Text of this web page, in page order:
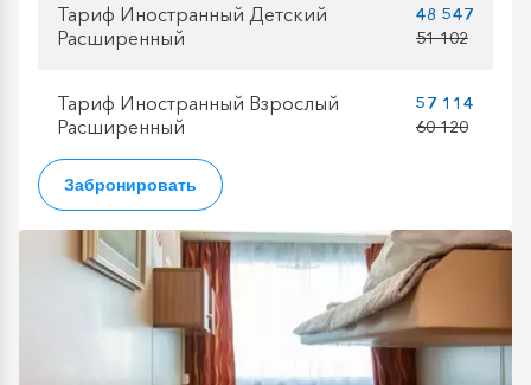
Тариф Иностранный Детский
Расширенный
48 547
51 102
Тариф Иностранный Взрослый
Расширенный
57 114
60 120
Забронировать